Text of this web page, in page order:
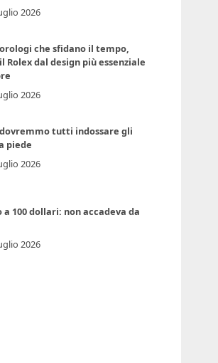
2026
che sfidano il tempo,
Rolex dal design più essenziale
2026
tutti indossare gli
piede
2026
100 dollari: non accadeva da
2026